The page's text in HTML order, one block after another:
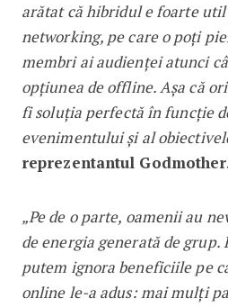
arătat că hibridul e foarte util
networking, pe care o poți
membri ai audienței atunci
opțiunea de offline. Așa că
fi soluția perfectă în funcție
evenimentului și al
reprezentantul Godmother.
„Pe de o parte, oamenii au
de energia generată de grup.
putem ignora beneficiile pe
online le-a adus: mai mulți